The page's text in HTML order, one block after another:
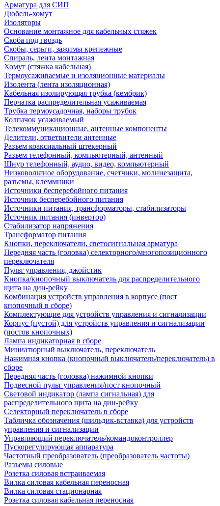
Арматура для СИП
Дюбель-хомут
Изоляторы
Основание монтажное для кабельных стяжек
Скоба под гвоздь
Скобы, серьги, зажимы крепежные
Спираль, лента монтажная
Хомут (стяжка кабельная)
Термоусаживаемые и изоляционные материалы
Изолента (лента изоляционная)
Кабельная изолирующая трубка (кембрик)
Перчатка распределительная усаживаемая
Трубка термоусадочная, наборы трубок
Колпачок усаживаемый
Телекоммуникационные, антенные компоненты
Делители, ответвители антенные
Разъем коаксиальный штекерный
Разъем телефонный, компьютерный, антенный
Шнур телефонный, аудио, видео, компьютерный
Низковольтное оборудование, счетчики, молниезащита,
разъемы, клеммники
Источники бесперебойного питания
Источник бесперебойного питания
Источники питания, трансформаторы, стабилизаторы
Источник питания (инвертор)
Стабилизатор напряжения
Трансформатор питания
Кнопки, переключатели, светосигнальная арматура
Передняя часть (головка) селекторного/многопозиционного
переключателя
Пульт управления, джойстик
Кнопка/кнопочный выключатель для распределительного
щита на дин-рейку
Комбинация устройств управления в корпусе (пост
кнопочный в сборе)
Комплектующие для устройств управления и сигнализации
Корпус (пустой) для устройств управления и сигнализации
(постов кнопочных)
Лампа индикаторная в сборе
Миниатюрный выключатель, переключатель
Нажимная кнопка (кнопочный выключатель/переключатель) в
сборе
Передняя часть (головка) нажимной кнопки
Подвесной пульт управления/пост кнопочный
Световой индикатор (лампа сигнальная) для
распределительного щита на дин-рейку
Селекторный переключатель в сборе
Табличка обозначения (шильдик-вставка) для устройств
управления и сигнализации
Управляющий переключатель/командоконтроллер
Пускорегулирующая аппаратура
Частотный преобразователь (преобразователь частоты)
Разъемы силовые
Розетка силовая встраиваемая
Вилка силовая кабельная переносная
Вилка силовая стационарная
Розетка силовая кабельная переносная